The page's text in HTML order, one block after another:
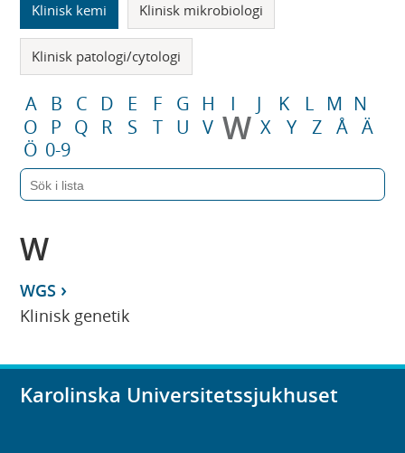
Klinisk kemi Klinisk mikrobiologi
Klinisk patologi/cytologi
A B C D E F G H I J K L M N
O
P Q R S T U V W X Y Z Å Ä
Ö 0-9
W
WGS
Klinisk genetik
Karolinska Universitetssjukhuset